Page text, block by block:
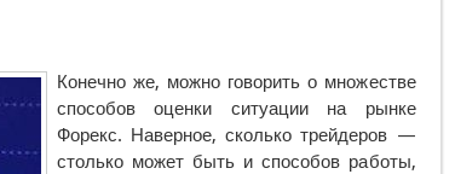
Конечно же, можно говорить о множестве
способов оценки ситуации на рынке
Форекс. Наверное, сколько трейдеров —
столько может быть и способов работы,